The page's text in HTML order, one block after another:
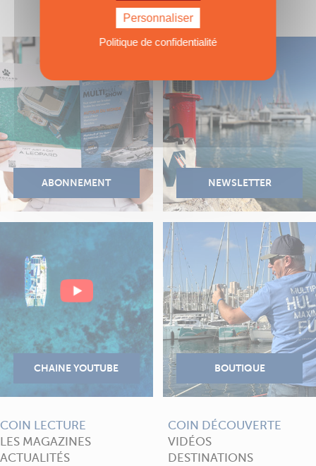
COIN LECTURE
LES MAGAZINES
ACTUALITÉS
COIN DÉCOUVERTE
VIDÉOS
DESTINATIONS
Personnaliser
Politique de confidentialité